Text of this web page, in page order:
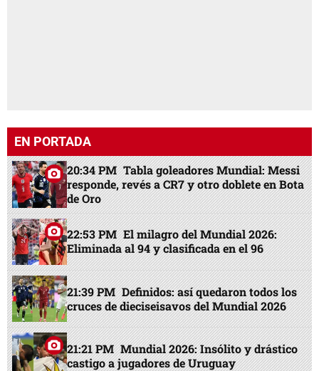
EN PORTADA
20:34 PM Tabla goleadores Mundial: Messi
responde, revés a CR7 y otro doblete en Bota
de Oro
22:53 PM El milagro del Mundial 2026:
Eliminada al 94 y clasificada en el 96
21:39 PM Definidos: así quedaron todos los
cruces de dieciseisavos del Mundial 2026
21:21 PM Mundial 2026: Insólito y drástico
castigo a jugadores de Uruguay